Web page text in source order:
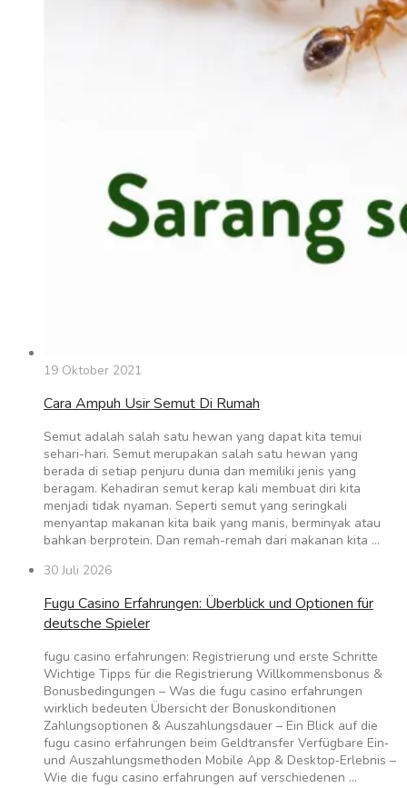
19 Oktober 2021
Cara Ampuh Usir Semut Di Rumah
Semut adalah salah satu hewan yang dapat kita temui
sehari-hari. Semut merupakan salah satu hewan yang
berada di setiap penjuru dunia dan memiliki jenis yang
beragam. Kehadiran semut kerap kali membuat diri kita
menjadi tidak nyaman. Seperti semut yang seringkali
menyantap makanan kita baik yang manis, berminyak atau
bahkan berprotein. Dan remah-remah dari makanan kita …
30 Juli 2026
Fugu Casino Erfahrungen: Überblick und Optionen für
deutsche Spieler
fugu casino erfahrungen: Registrierung und erste Schritte
Wichtige Tipps für die Registrierung Willkommensbonus &
Bonusbedingungen – Was die fugu casino erfahrungen
wirklich bedeuten Übersicht der Bonuskonditionen
Zahlungsoptionen & Auszahlungsdauer – Ein Blick auf die
fugu casino erfahrungen beim Geldtransfer Verfügbare Ein‑
und Auszahlungsmethoden Mobile App & Desktop‑Erlebnis –
Wie die fugu casino erfahrungen auf verschiedenen …